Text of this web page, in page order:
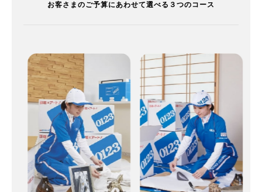
お客さまのご予算にあわせて選べる３つのコース